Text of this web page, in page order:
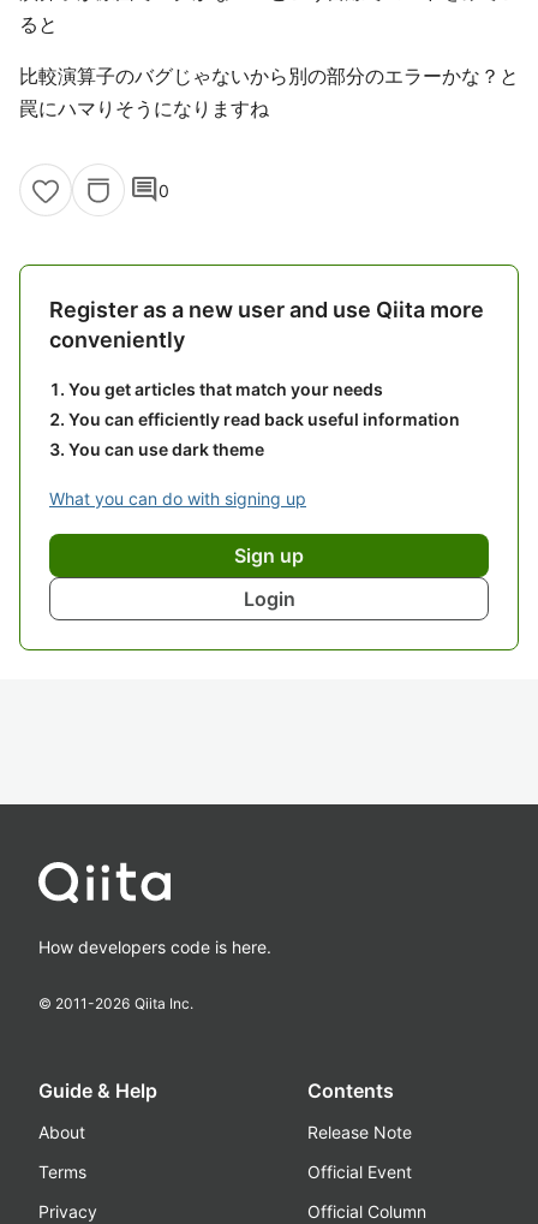
ると
比較演算子のバグじゃないから別の部分のエラーかな？と
罠にハマりそうになりますね
comment0
Register as a new user and use Qiita more
conveniently
You get articles that match your needs
You can efficiently read back useful information
You can use dark theme
What you can do with signing up
Sign up
Login
How developers code is here.
© 2011-2026 Qiita Inc.
Guide & Help
About
Terms
Privacy
Contents
Release Note
Official Event
Official Column